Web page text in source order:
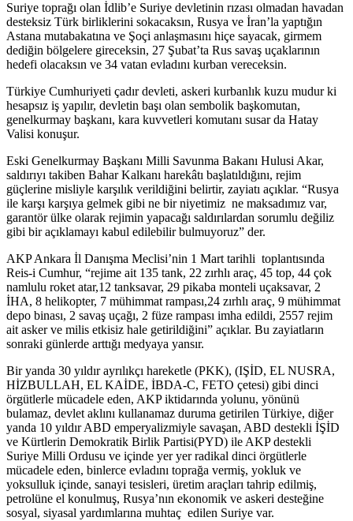
Suriye toprağı olan İdlib’e Suriye devletinin rızası olmadan havadan
desteksiz Türk birliklerini sokacaksın, Rusya ve İran’la yaptığın
Astana mutabakatına ve Şoçi anlaşmasını hiçe sayacak, girmem
dediğin bölgelere gireceksin, 27 Şubat’ta Rus savaş uçaklarının
hedefi olacaksın ve 34 vatan evladını kurban vereceksin.
Türkiye Cumhuriyeti çadır devleti, askeri kurbanlık kuzu mudur ki
hesapsız iş yapılır, devletin başı olan sembolik başkomutan,
genelkurmay başkanı, kara kuvvetleri komutanı susar da Hatay
Valisi konuşur.
Eski Genelkurmay Başkanı Milli Savunma Bakanı Hulusi Akar,
saldırıyı takiben Bahar Kalkanı harekâtı başlatıldığını, rejim
güçlerine misliyle karşılık verildiğini belirtir, zayiatı açıklar. “Rusya
ile karşı karşıya gelmek gibi ne bir niyetimiz ne maksadımız var,
garantör ülke olarak rejimin yapacağı saldırılardan sorumlu değiliz
gibi bir açıklamayı kabul edilebilir bulmuyoruz” der.
AKP Ankara İl Danışma Meclisi’nin 1 Mart tarihli toplantısında
Reis-i Cumhur, “rejime ait 135 tank, 22 zırhlı araç, 45 top, 44 çok
namlulu roket atar,12 tanksavar, 29 pikaba monteli uçaksavar, 2
İHA, 8 helikopter, 7 mühimmat rampası,24 zırhlı araç, 9 mühimmat
depo binası, 2 savaş uçağı, 2 füze rampası imha edildi, 2557 rejim
ait asker ve milis etkisiz hale getirildiğini” açıklar. Bu zayiatların
sonraki günlerde arttığı medyaya yansır.
Bir yanda 30 yıldır ayrılıkçı hareketle (PKK), (IŞİD, EL NUSRA,
HİZBULLAH, EL KAİDE, İBDA-C, FETO çetesi) gibi dinci
örgütlerle mücadele eden, AKP iktidarında yolunu, yönünü
bulamaz, devlet aklını kullanamaz duruma getirilen Türkiye, diğer
yanda 10 yıldır ABD emperyalizmiyle savaşan, ABD destekli İŞİD
ve Kürtlerin Demokratik Birlik Partisi(PYD) ile AKP destekli
Suriye Milli Ordusu ve içinde yer yer radikal dinci örgütlerle
mücadele eden, binlerce evladını toprağa vermiş, yokluk ve
yoksulluk içinde, sanayi tesisleri, üretim araçları tahrip edilmiş,
petrolüne el konulmuş, Rusya’nın ekonomik ve askeri desteğine
sosyal, siyasal yardımlarına muhtaç edilen Suriye var.